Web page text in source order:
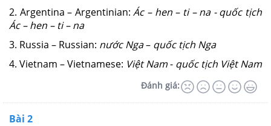
2. Argentina – Argentinian:Ác – hen – ti – na - quốc tịch
Ác – hen – ti – na
3. Russia – Russian: nước Nga– quốc tịch Nga
4. Vietnam – Vietnamese: Việt Nam- quốc tịch Việt Nam
Đánh giá:
Bài 2